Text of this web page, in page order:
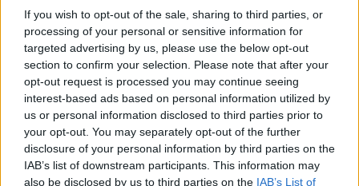
If you wish to opt-out of the sale, sharing to third parties, or
processing of your personal or sensitive information for
targeted advertising by us, please use the below opt-out
section to confirm your selection. Please note that after your
opt-out request is processed you may continue seeing
interest-based ads based on personal information utilized by
us or personal information disclosed to third parties prior to
your opt-out. You may separately opt-out of the further
disclosure of your personal information by third parties on the
IAB’s list of downstream participants. This information may
also be disclosed by us to third parties on the IAB’s List of
Nach einem erfolgreichen Probebetrieb im Sommer öffnete
das Four Points by Sheraton Budapest Danube im November
offiziell seine Pfortenmagyarorszagom.huSchreibt. Dies ist
die erste Four Points by Sheraton Einheit in Budapest, die ein
Teil der Hotelkette Marriott International ist Das Hotel hat
bereits unsere Herzen gewonnen, mit seiner Bar auf dem
Dach, die einen atemberaubenden Blick auf die Donau und
die Margareteninsel bietet Im bemerkenswerten historischen
und familienfreundlichen Viertel 1jlipótváros sitzend, wird
dieses Hotel sicher auch im neuen Jahr ein Publikumsliebling